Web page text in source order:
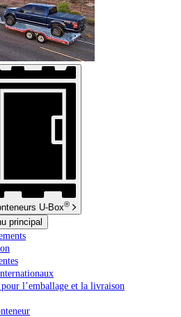
U-Box®
principal
l’emballage et la livraison